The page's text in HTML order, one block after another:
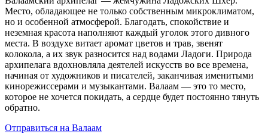
Место, обладающее не только собственным микроклиматом,
но и особенной атмосферой. Благодать, спокойствие и
неземная красота наполняют каждый уголок этого дивного
места. В воздухе витает аромат цветов и трав, звенят
колокола, а их звук разносится над водами Ладоги. Природа
архипелага вдохновляла деятелей искусств во все времена,
начиная от художников и писателей, заканчивая именитыми
кинорежиссерами и музыкантами. Валаам — это то место,
которое не хочется покидать, а сердце будет постоянно тянуть
обратно.
Отправиться на Валаам